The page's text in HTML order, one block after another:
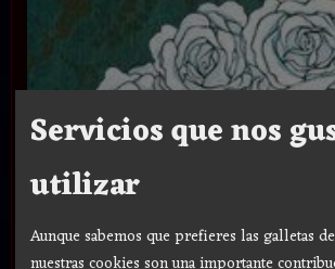
Servicios que nos
utilizar
Aunque sabemos que prefieres las galletas